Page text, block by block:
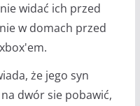
widać ich przed
w domach przed
że jego syn
dwór sie pobawić,